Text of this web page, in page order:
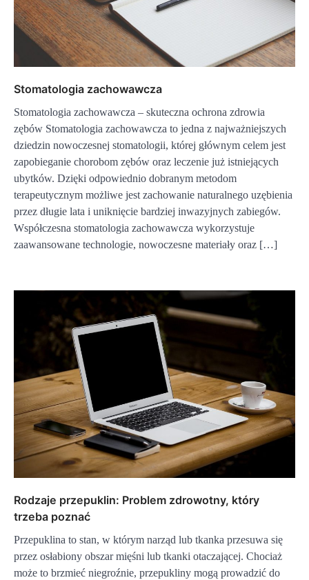
Stomatologia zachowawcza
Stomatologia zachowawcza – skuteczna ochrona zdrowia
zębów Stomatologia zachowawcza to jedna z najważniejszych
dziedzin nowoczesnej stomatologii, której głównym celem jest
zapobieganie chorobom zębów oraz leczenie już istniejących
ubytków. Dzięki odpowiednio dobranym metodom
terapeutycznym możliwe jest zachowanie naturalnego uzębienia
przez długie lata i uniknięcie bardziej inwazyjnych zabiegów.
Współczesna stomatologia zachowawcza wykorzystuje
zaawansowane technologie, nowoczesne materiały oraz […]
Rodzaje przepuklin: Problem zdrowotny, który
trzeba poznać
Przepuklina to stan, w którym narząd lub tkanka przesuwa się
przez osłabiony obszar mięśni lub tkanki otaczającej. Chociaż
może to brzmieć niegroźnie, przepukliny mogą prowadzić do